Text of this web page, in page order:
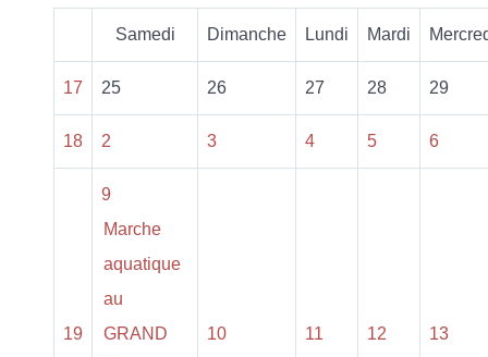
Samedi Dimanche Lundi Mardi
17 25 26 27 28 29
18 2 3 4 5 6
19
9
Marche
aquatique
au
GRAND
10 11 12 13